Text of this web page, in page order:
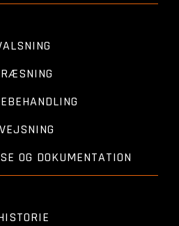
OG DOKUMENTATION